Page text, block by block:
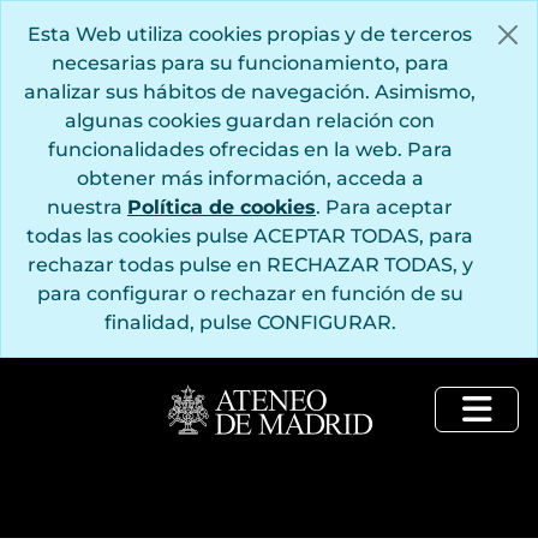
Esta Web utiliza cookies propias y de terceros
necesarias para su funcionamiento, para
analizar sus hábitos de navegación. Asimismo,
algunas cookies guardan relación con
funcionalidades ofrecidas en la web. Para
obtener más información, acceda a
nuestra Política de cookies. Para aceptar
todas las cookies pulse ACEPTAR TODAS, para
rechazar todas pulse en RECHAZAR TODAS, y
para configurar o rechazar en función de su
finalidad, pulse CONFIGURAR.